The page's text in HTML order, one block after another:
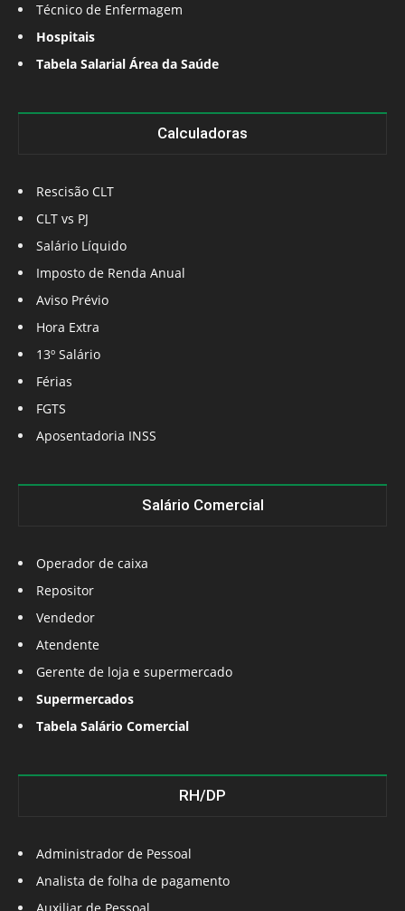
Técnico de Enfermagem
Hospitais
Tabela Salarial Área da Saúde
Calculadoras
Rescisão CLT
CLT vs PJ
Salário Líquido
Imposto de Renda Anual
Aviso Prévio
Hora Extra
13º Salário
Férias
FGTS
Aposentadoria INSS
Salário Comercial
Operador de caixa
Repositor
Vendedor
Atendente
Gerente de loja e supermercado
Supermercados
Tabela Salário Comercial
RH/DP
Administrador de Pessoal
Analista de folha de pagamento